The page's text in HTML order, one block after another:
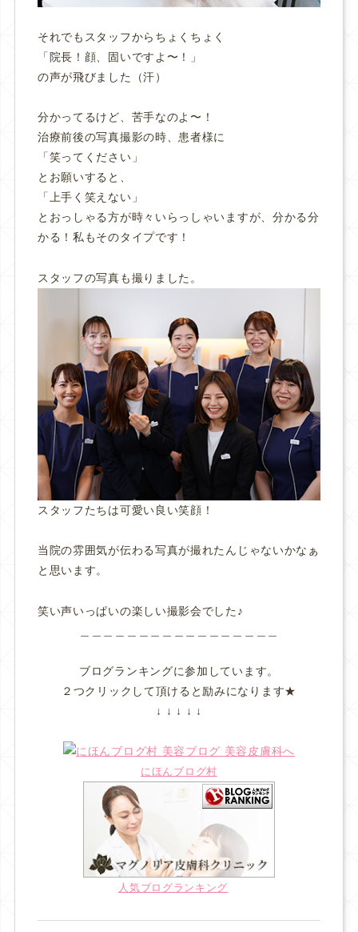
それでもスタッフからちょくちょく
「院長！顔、固いですよ〜！」
の声が飛びました（汗）
分かってるけど、苦手なのよ〜！
治療前後の写真撮影の時、患者様に
「笑ってください」
とお願いすると、
「上手く笑えない」
とおっしゃる方が時々いらっしゃいますが、分かる分
かる！私もそのタイプです！
スタッフの写真も撮りました。
スタッフたちは可愛い良い笑顔！
当院の雰囲気が伝わる写真が撮れたんじゃないかなぁ
と思います。
笑い声いっぱいの楽しい撮影会でした♪
ブログランキングに参加しています。
２つクリックして頂けると励みになります★
↓ ↓ ↓ ↓ ↓
にほんブログ村
人気ブログランキング